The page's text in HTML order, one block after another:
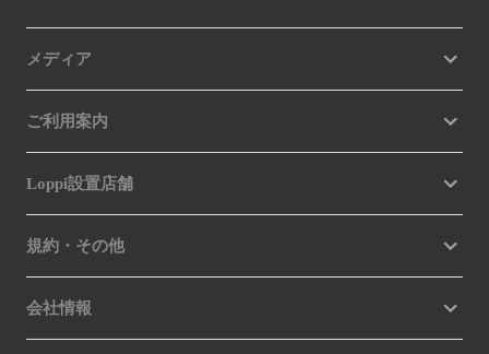
メディア
ご利用案内
Loppi設置店舗
規約・その他
会社情報